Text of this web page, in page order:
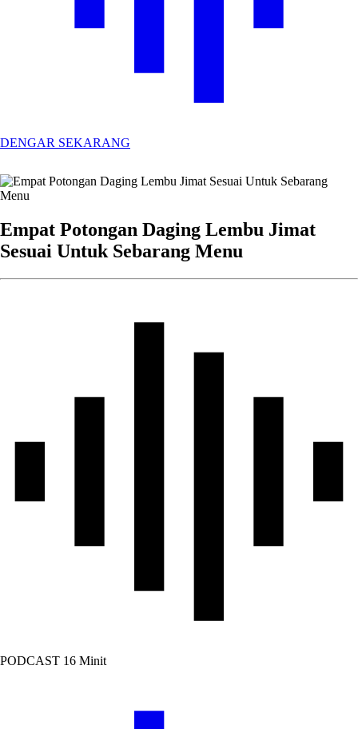
DENGAR SEKARANG
Empat Potongan Daging Lembu Jimat
Sesuai Untuk Sebarang Menu
PODCAST 16 Minit